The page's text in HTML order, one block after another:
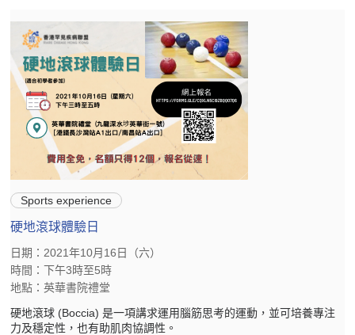
Sports experience
硬地滾球體驗日
日期：2021年10月16日（六）
時間：下午3時至5時
地點：英華書院禮堂
硬地滾球 (Boccia) 是一項講求運用腦筋思考的運動，並可培養專注
力及穩定性，也有助肌肉協調性。